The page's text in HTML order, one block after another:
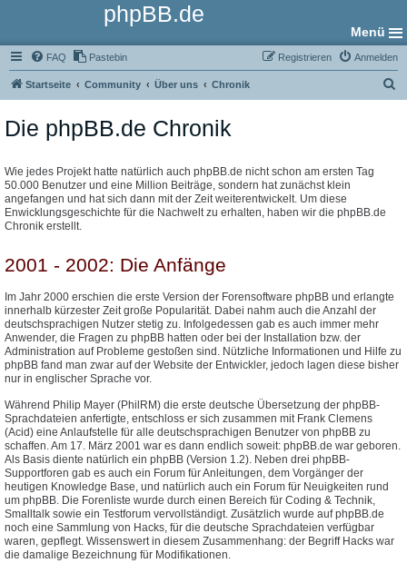
phpBB.de
Menü
FAQ Pastebin Anmelden
Registrieren
Startseite Community Über uns Chronik
Die phpBB.de Chronik
Wie jedes Projekt hatte natürlich auch phpBB.de nicht schon am ersten Tag
50.000 Benutzer und eine Million Beiträge, sondern hat zunächst klein
angefangen und hat sich dann mit der Zeit weiterentwickelt. Um diese
Enwicklungsgeschichte für die Nachwelt zu erhalten, haben wir die phpBB.de
Chronik erstellt.
2001 - 2002: Die Anfänge
Im Jahr 2000 erschien die erste Version der Forensoftware phpBB und erlangte
innerhalb kürzester Zeit große Popularität. Dabei nahm auch die Anzahl der
deutschsprachigen Nutzer stetig zu. Infolgedessen gab es auch immer mehr
Anwender, die Fragen zu phpBB hatten oder bei der Installation bzw. der
Administration auf Probleme gestoßen sind. Nützliche Informationen und Hilfe zu
phpBB fand man zwar auf der Website der Entwickler, jedoch lagen diese bisher
nur in englischer Sprache vor.
Während Philip Mayer (PhilRM) die erste deutsche Übersetzung der phpBB-
Sprachdateien anfertigte, entschloss er sich zusammen mit Frank Clemens
(Acid) eine Anlaufstelle für alle deutschsprachigen Benutzer von phpBB zu
schaffen. Am 17. März 2001 war es dann endlich soweit: phpBB.de war geboren.
Als Basis diente natürlich ein phpBB (Version 1.2). Neben drei phpBB-
Supportforen gab es auch ein Forum für Anleitungen, dem Vorgänger der
heutigen Knowledge Base, und natürlich auch ein Forum für Neuigkeiten rund
um phpBB. Die Forenliste wurde durch einen Bereich für Coding & Technik,
Smalltalk sowie ein Testforum vervollständigt. Zusätzlich wurde auf phpBB.de
noch eine Sammlung von Hacks, für die deutsche Sprachdateien verfügbar
waren, gepflegt. Wissenswert in diesem Zusammenhang: der Begriff Hacks war
die damalige Bezeichnung für Modifikationen.